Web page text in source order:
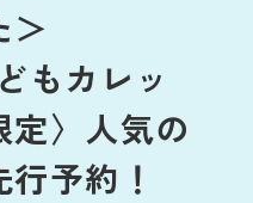
＞
もカレッ
定〉人気の
予約！